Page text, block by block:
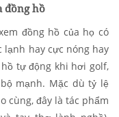
đồng hồ
đồng hồ của họ có
lạnh hay cực nóng hay
tự động khi hơi golf,
mạnh. Mặc dù tỷ lệ
cùng, đây là tác phẩm